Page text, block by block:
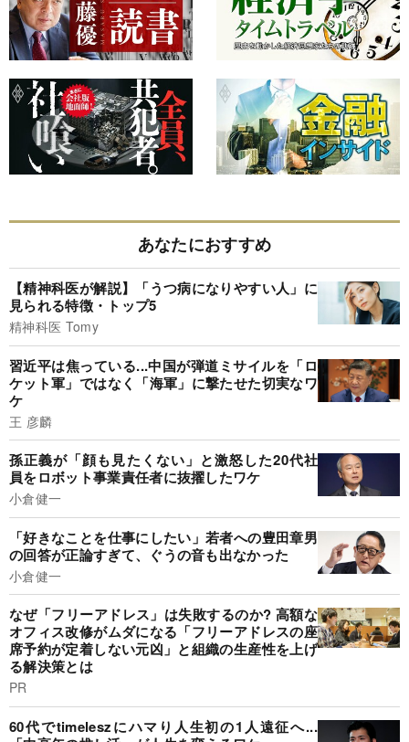
あなたにおすすめ
【精神科医が解説】「うつ病になりやすい人」に
見られる特徴・トップ5
精神科医 Tomy
習近平は焦っている...中国が弾道ミサイルを「ロ
ケット軍」ではなく「海軍」に撃たせた切実なワ
ケ
王 彦麟
孫正義が「顔も見たくない」と激怒した20代社
員をロボット事業責任者に抜擢したワケ
小倉健一
「好きなことを仕事にしたい」若者への豊田章男
の回答が正論すぎて、ぐうの音も出なかった
小倉健一
なぜ「フリーアドレス」は失敗するのか? 高額な
オフィス改修がムダになる「フリーアドレスの座
席予約が定着しない元凶」と組織の生産性を上げ
る解決策とは
PR
60代でtimeleszにハマり人生初の1人遠征へ...